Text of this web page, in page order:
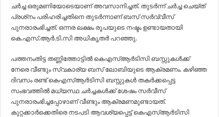
ചര്‍ച്ച ഒരുമണിയോടെയാണ് അവസാനിച്ചത്. തുടര്‍ന്ന് ചര്‍ച്ച ചെയ്ത്
പ്രശ്‌നം പരിഹരിച്ചതിനെ തുടര്‍ന്നാണ് ബസ് സര്‍വ്വീസ്
പുനരാരംഭിച്ചത്. ഒന്നര ലക്ഷം രൂപയുടെ നഷ്ടം ഉണ്ടായതായി
കെ.എസ്.ആര്‍.ടി.സി അധികൃതര്‍ പറഞ്ഞു.
പത്തനംതിട്ട തണ്ണിത്തോട്ടില്‍ കെഎസ്ആര്‍ടിസി ബസ്സുകള്‍ക്ക്
നേരെ വീണ്ടും സ്വകാര്യ ബസ് ലോബിയുടെ ആക്രമണം. കഴിഞ്ഞ
ദിവസം രണ്ട് കെഎസ്ആര്‍ടിസി ബസ്സുകള്‍ തകര്‍ക്കപ്പെട്ട
സംഭവത്തില്‍ മധ്യസ്ഥ ചര്‍ച്ചകള്‍ക്ക് ശേഷം സര്‍വീസ്
പുനരാരംഭിച്ചപ്പോഴാണ് വീണ്ടും ആക്രമണമുണ്ടായത്.
കുറ്റക്കാര്‍ക്കെതിരെ നടപടി ആവശ്യപ്പെട്ട് കെഎസ്ആര്‍ടിസി